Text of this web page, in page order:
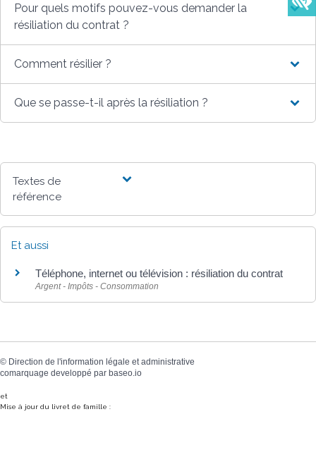
Pour quels motifs pouvez-vous demander la
résiliation du contrat ?
Comment résilier ?
Que se passe-t-il après la résiliation ?
Textes de
référence
Et aussi
Téléphone, internet ou télévision : résiliation du contrat
Argent - Impôts - Consommation
© Direction de l'information légale et administrative
comarquage developpé par baseo.io
et
Mise à jour du livret de famille :